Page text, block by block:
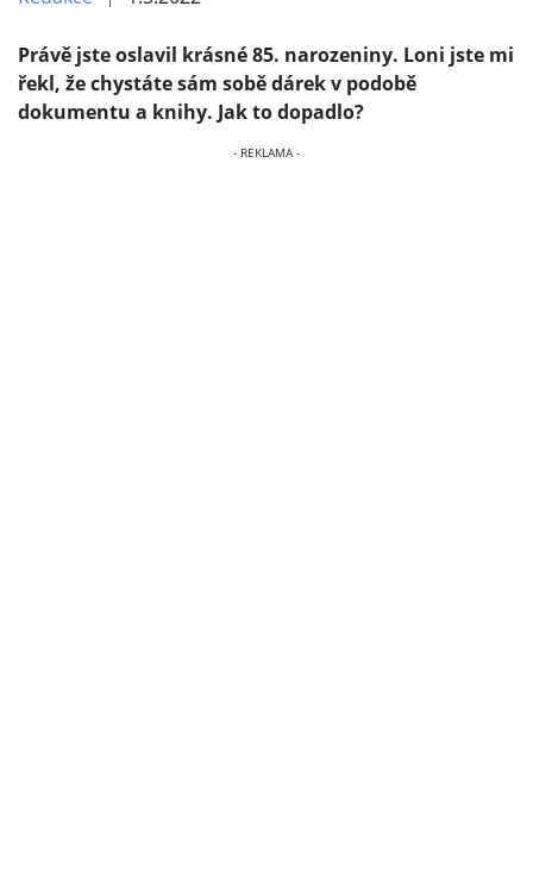
Právě jste oslavil krásné 85. narozeniny. Loni jste mi
řekl, že chystáte sám sobě dárek v podobě
dokumentu a knihy. Jak to dopadlo?